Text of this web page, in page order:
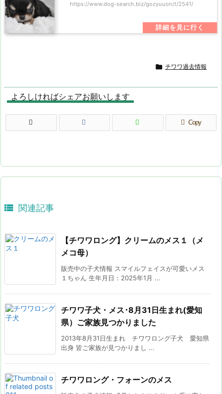
https://www.dog-search.biz/gozyuuon/t/2541/
 チワワ過去情報
よろしければシェアお願いします
Copy
 関連記事
【チワワロング】クリームのメス１（メ
メコ母）
販売中の子犬情報 スマイルフェイスが可愛いメス
１ちゃん 生年月日：2025年1月 ...
チワワ子犬・メス･8月31日生まれ(愛知
県）ご家族見つかりました
2013年8月31日生まれ チワワロング子犬 愛知県
出身 皆ご家族が見つかりまし ...
チワワロング・フォーンのメス